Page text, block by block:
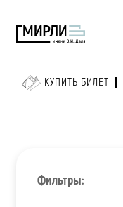
КУПИТЬ БИЛЕТ
Фильтры: